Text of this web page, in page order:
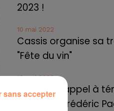
2023 !
10 mai 2022
Cassis organise sa
"Fête du vin"
10 mai 2022
Marseille : appel à
retrouver Frédéric
sans accepter